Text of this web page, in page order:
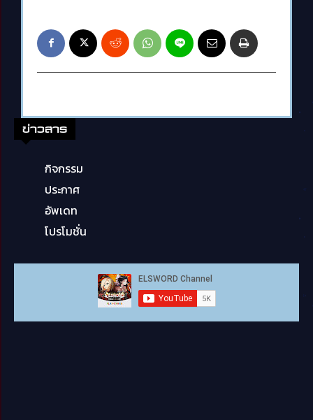
ข่าวสาร
กิจกรรม
ประกาศ
อัพเดท
โปรโมชั่น